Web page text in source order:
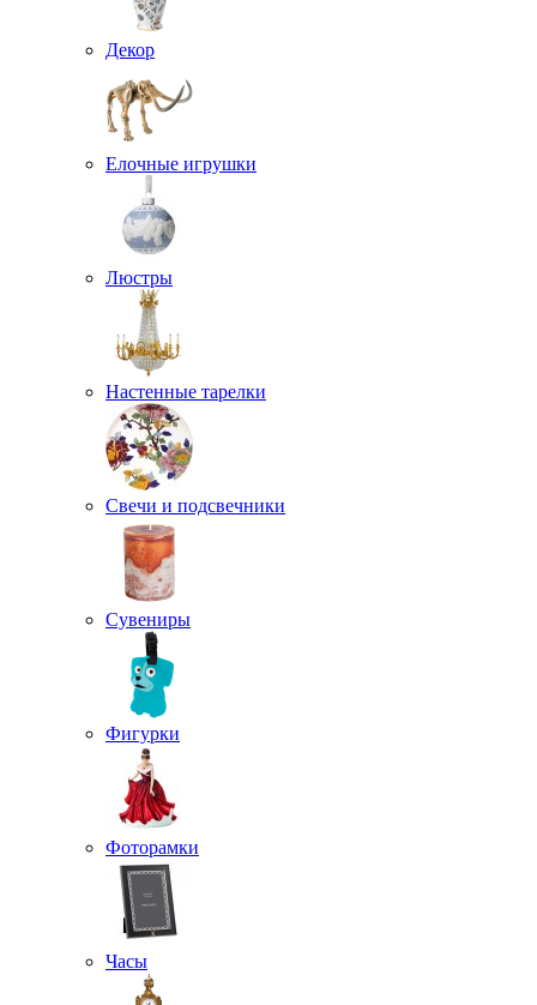
Декор
Елочные игрушки
Люстры
Настенные тарелки
Свечи и подсвечники
Сувениры
Фигурки
Фоторамки
Часы